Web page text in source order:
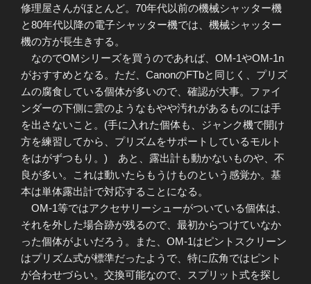
修理屋さんがほとんど。70年代以前の機械シャッター機
と80年代以降の電子シャッター機では、機械シャッター
機の方が長生きする。
なのでOMシリーズを買うのであれば、OM-1やOM-1n
がおすすめとなる。ただ、CanonのFTbと同じく、プリズ
ムの腐食している個体が多いので、確認が大事。ファイ
ンダーの下側に雲のようなもやや汚れがあるものには手
を出さないこと。(手に入れた個体も、ジャンク機で開け
方を練習してから、プリズムをサポートしているモルト
をはがずつもり。) あと、露出計も動かないものや、不
良が多い。これは動いたらもうけものという感覚か。基
本は単体露出計で対応することになる。
OM-1等ではアクセサリーシューがついている個体は、
それを外した場合跡が残るので、最初からつけていなか
った個体がよいだろう。また、OM-1はピントスクリーン
はプリズム式が標準だったようで、特に広角ではピント
が合わせづらい。交換可能なので、スプリット式を探し